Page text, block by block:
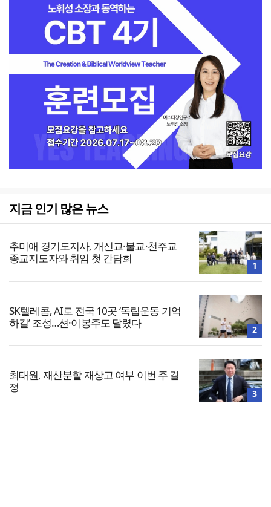
지금 인기 많은 뉴스
추미애 경기도지사, 개신교·불교·천주교
종교지도자와 취임 첫 간담회
1
SK텔레콤, AI로 전국 10곳 ‘독립운동 기억
하길’ 조성…션·이봉주도 달렸다
2
최태원, 재산분할 재상고 여부 이번 주 결
정
3